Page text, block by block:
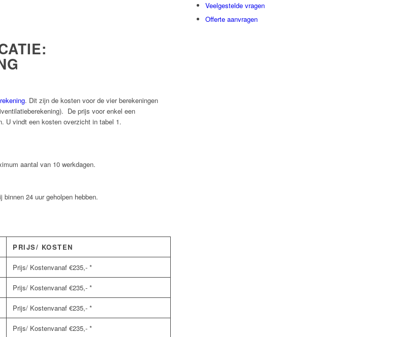
Veelgestelde vragen
Offerte aanvragen
. Dit zijn de kosten voor de vier berekeningen
De prijs voor enkel een
U vindt een kosten overzicht in tabel 1.
aantal van 10 werkdagen.
24 uur geholpen hebben.
PRIJS/ KOSTEN
vanaf €235,- *
vanaf €235,- *
vanaf €235,- *
vanaf €235,- *